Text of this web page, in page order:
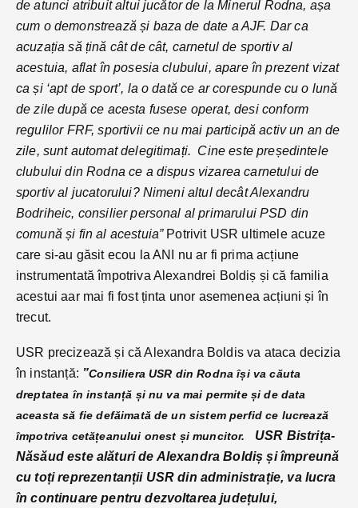
de atunci atribuit altui jucător de la Minerul Rodna, așa
cum o demonstrează și baza de date a AJF. Dar ca
acuzația să țină cât de cât, carnetul de sportiv al
acestuia, aflat în posesia clubului, apare în prezent vizat
ca și ‘apt de sport’, la o dată ce ar corespunde cu o lună
de zile după ce acesta fusese operat, desi conform
regulilor FRF, sportivii ce nu mai participă activ un an de
zile, sunt automat delegitimați. Cine este președintele
clubului din Rodna ce a dispus vizarea carnetului de
sportiv al jucatorului? Nimeni altul decât Alexandru
Bodriheic, consilier personal al primarului PSD din
comună și fin al acestuia” Potrivit USR ultimele acuze
care si-au găsit ecou la ANI nu ar fi prima acțiune
instrumentată împotriva Alexandrei Boldiș și că familia
acestui aar mai fi fost ținta unor asemenea acțiuni și în
trecut.
USR precizează și că Alexandra Boldis va ataca decizia
în instanță: ”Consiliera USR din Rodna își va căuta
dreptatea în instanță și nu va mai permite și de data
aceasta să fie defăimată de un sistem perfid ce lucrează
împotriva cetățeanului onest și muncitor.
USR Bistrița-
Năsăud este alături de Alexandra Boldiș și împreună
cu toți reprezentanții USR din administrație, va lucra
în continuare pentru dezvoltarea județului,